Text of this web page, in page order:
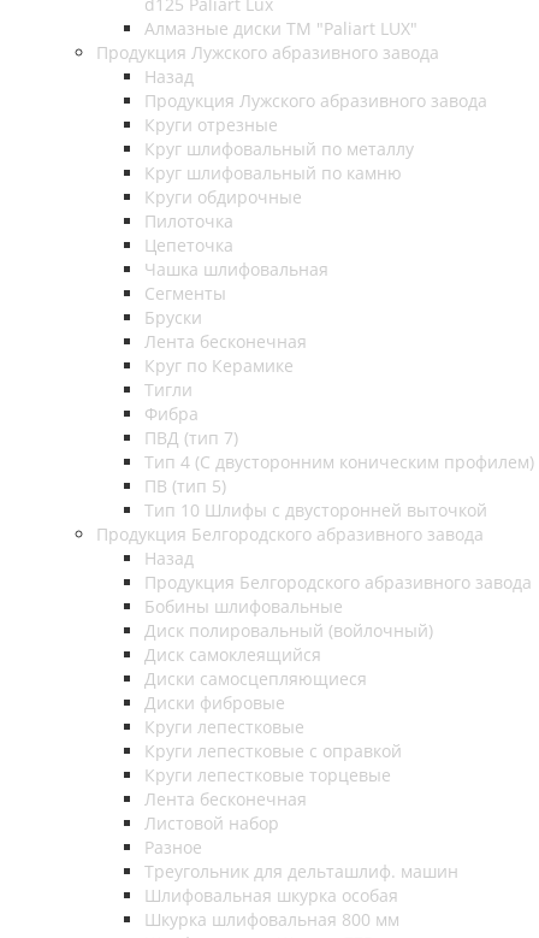
Алмазные диски ТМ "Paliart LUX"
Продукция Лужского абразивного завода
Назад
Продукция Лужского абразивного завода
Круги отрезные
Круг шлифовальный по металлу
Круг шлифовальный по камню
Круги обдирочные
Пилоточка
Цепеточка
Чашка шлифовальная
Сегменты
Бруски
Лента бесконечная
Круг по Керамике
Тигли
Фибра
ПВД (тип 7)
Тип 4 (С двусторонним коническим профилем)
ПВ (тип 5)
Тип 10 Шлифы с двусторонней выточкой
Продукция Белгородского абразивного завода
Назад
Продукция Белгородского абразивного завода
Бобины шлифовальные
Диск полировальный (войлочный)
Диск самоклеящийся
Диски самосцепляющиеся
Диски фибровые
Круги лепестковые
Круги лепестковые с оправкой
Круги лепестковые торцевые
Лента бесконечная
Листовой набор
Разное
Треугольник для дельташлиф. машин
Шлифовальная шкурка особая
Шкурка шлифовальная 800 мм